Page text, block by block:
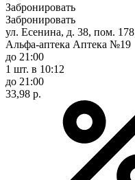
Забронировать
Забронировать
ул. Есенина, д. 38, пом. 178
Альфа-аптека Аптека №19
до 21:00
1 шт. в 10:12
до 21:00
33,98 р.